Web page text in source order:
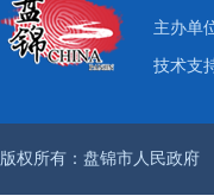
主办单
技术支
版权所有：盘锦市人民政府